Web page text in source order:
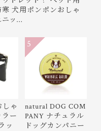
寒 犬用ポンポンおしゃ
ニッ…
しゃ
ー
ッ
natural DOG COM
PANY ナチュラル
ドッグカンパニー
5